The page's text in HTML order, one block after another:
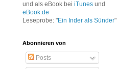
und als eBook bei iTunes und
eBook.de
Leseprobe: "Ein Inder als Sünder"
Abonnieren von
Posts